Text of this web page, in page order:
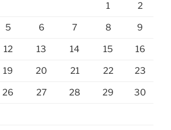
1 2
5 6 7 8 9
12 13 14 15 16
19 20 21 22 23
26 27 28 29 30